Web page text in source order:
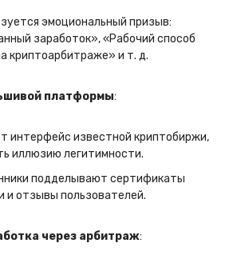
эмоциональный призыв:
заработок», «Рабочий способ
криптоарбитраже» и т. д.
платформы:
интерфейс известной криптобиржи,
иллюзию легитимности.
подделывают сертификаты
и отзывы пользователей.
через арбитраж: